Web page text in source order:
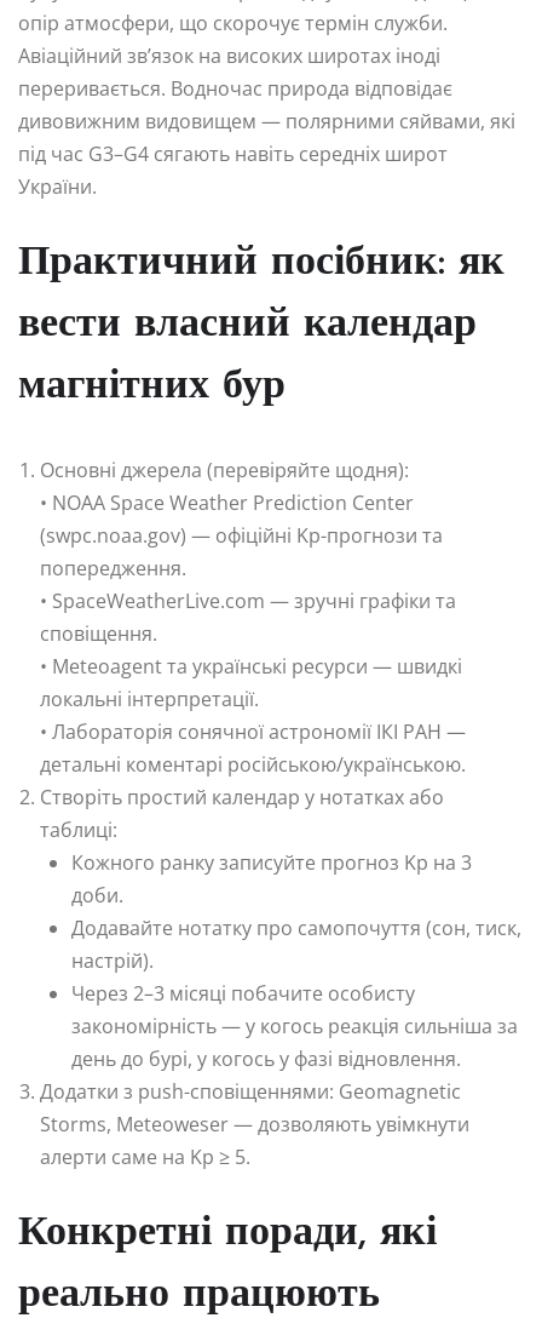
опір атмосфери, що скорочує термін служби.
Авіаційний зв’язок на високих широтах іноді
переривається. Водночас природа відповідає
дивовижним видовищем — полярними сяйвами, які
під час G3–G4 сягають навіть середніх широт
України.
Практичний посібник: як
вести власний календар
магнітних бур
Основні джерела (перевіряйте щодня):
• NOAA Space Weather Prediction Center
(swpc.noaa.gov) — офіційні Kp-прогнози та
попередження.
• SpaceWeatherLive.com — зручні графіки та
сповіщення.
• Meteoagent та українські ресурси — швидкі
локальні інтерпретації.
• Лабораторія сонячної астрономії ІКІ РАН —
детальні коментарі російською/українською.
Створіть простий календар у нотатках або
таблиці:
Кожного ранку записуйте прогноз Kp на 3
доби.
Додавайте нотатку про самопочуття (сон, тиск,
настрій).
Через 2–3 місяці побачите особисту
закономірність — у когось реакція сильніша за
день до бурі, у когось у фазі відновлення.
Додатки з push-сповіщеннями: Geomagnetic
Storms, Meteoweser — дозволяють увімкнути
алерти саме на Kp ≥ 5.
Конкретні поради, які
реально працюють